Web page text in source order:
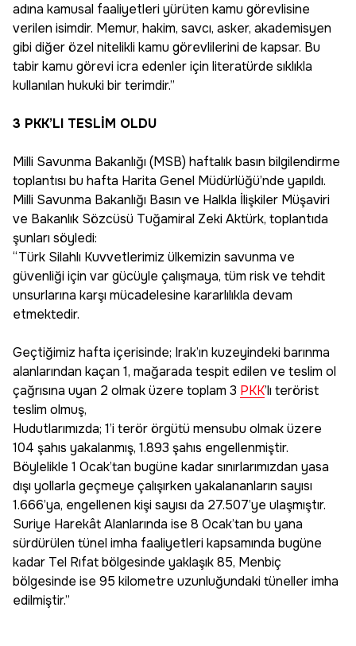
adına kamusal faaliyetleri yürüten kamu görevlisine
verilen isimdir. Memur, hakim, savcı, asker, akademisyen
gibi diğer özel nitelikli kamu görevlilerini de kapsar. Bu
tabir kamu görevi icra edenler için literatürde sıklıkla
kullanılan hukuki bir terimdir.”
3 PKK’LI TESLİM OLDU
Milli Savunma Bakanlığı (MSB) haftalık basın bilgilendirme
toplantısı bu hafta Harita Genel Müdürlüğü’nde yapıldı.
Milli Savunma Bakanlığı Basın ve Halkla İlişkiler Müşaviri
ve Bakanlık Sözcüsü Tuğamiral Zeki Aktürk, toplantıda
şunları söyledi:
“Türk Silahlı Kuvvetlerimiz ülkemizin savunma ve
güvenliği için var gücüyle çalışmaya, tüm risk ve tehdit
unsurlarına karşı mücadelesine kararlılıkla devam
etmektedir.
Geçtiğimiz hafta içerisinde; Irak’ın kuzeyindeki barınma
alanlarından kaçan 1, mağarada tespit edilen ve teslim ol
çağrısına uyan 2 olmak üzere toplam 3 PKK’lı terörist
teslim olmuş,
Hudutlarımızda; 1’i terör örgütü mensubu olmak üzere
104 şahıs yakalanmış, 1.893 şahıs engellenmiştir.
Böylelikle 1 Ocak’tan bugüne kadar sınırlarımızdan yasa
dışı yollarla geçmeye çalışırken yakalananların sayısı
1.666’ya, engellenen kişi sayısı da 27.507’ye ulaşmıştır.
Suriye Harekât Alanlarında ise 8 Ocak’tan bu yana
sürdürülen tünel imha faaliyetleri kapsamında bugüne
kadar Tel Rıfat bölgesinde yaklaşık 85, Menbiç
bölgesinde ise 95 kilometre uzunluğundaki tüneller imha
edilmiştir.”